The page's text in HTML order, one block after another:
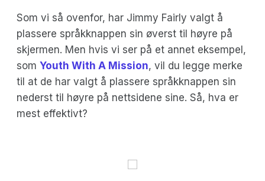
Som vi så ovenfor, har Jimmy Fairly valgt å
plassere språkknappen sin øverst til høyre på
skjermen. Men hvis vi ser på et annet eksempel,
som Youth With A Mission, vil du legge merke
til at de har valgt å plassere språkknappen sin
nederst til høyre på nettsidene sine. Så, hva er
mest effektivt?